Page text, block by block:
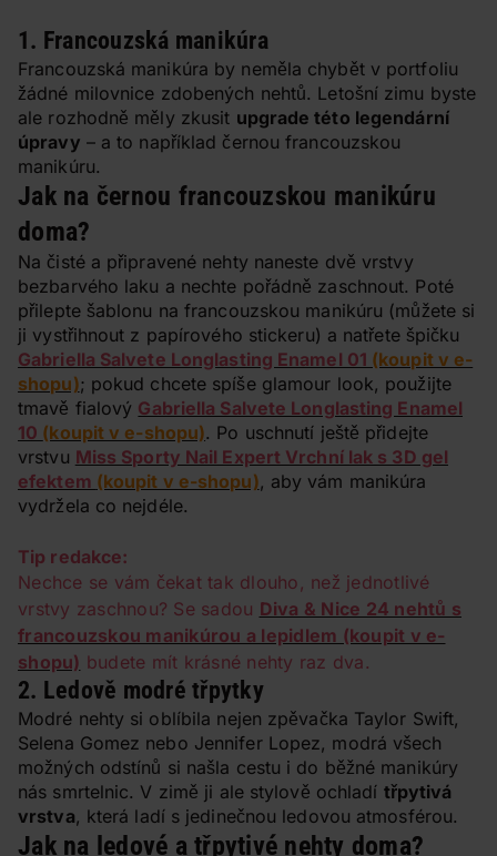
1. Francouzská manikúra
Francouzská manikúra by neměla chybět v portfoliu
žádné milovnice zdobených nehtů. Letošní zimu byste
ale rozhodně měly zkusit upgrade této legendární
úpravy – a to například černou francouzskou
manikúru.
Jak na černou francouzskou manikúru
doma?
Na čisté a připravené nehty naneste dvě vrstvy
bezbarvého laku a nechte pořádně zaschnout. Poté
přilepte šablonu na francouzskou manikúru (můžete si
ji vystřihnout z papírového stickeru) a natřete špičku
Gabriella Salvete Longlasting Enamel 01 (koupit v e-
shopu); pokud chcete spíše glamour look, použijte
tmavě fialový Gabriella Salvete Longlasting Enamel
10 (koupit v e-shopu). Po uschnutí ještě přidejte
vrstvu Miss Sporty Nail Expert Vrchní lak s 3D gel
efektem (koupit v e-shopu), aby vám manikúra
vydržela co nejdéle.
Tip redakce:
Nechce se vám čekat tak dlouho, než jednotlivé
vrstvy zaschnou? Se sadou Diva & Nice 24 nehtů s
francouzskou manikúrou a lepidlem (koupit v e-
shopu) budete mít krásné nehty raz dva.
2. Ledově modré třpytky
Modré nehty si oblíbila nejen zpěvačka Taylor Swift,
Selena Gomez nebo Jennifer Lopez, modrá všech
možných odstínů si našla cestu i do běžné manikúry
nás smrtelnic. V zimě ji ale stylově ochladí třpytivá
vrstva, která ladí s jedinečnou ledovou atmosférou.
Jak na ledové a třpytivé nehty doma?